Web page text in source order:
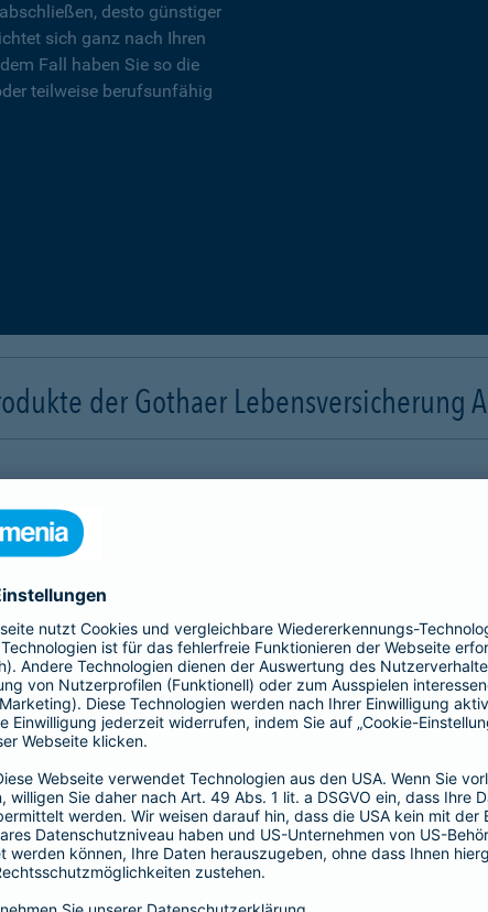
desto günstiger
sich ganz nach Ihren
Fall haben Sie so die
teilweise berufsunfähig
der Gothaer Lebensversicherung
eine Berufsunfähigkeit?
bietet eine
fürs Leben. Jetzt
Preis-
SBU Invest
Die